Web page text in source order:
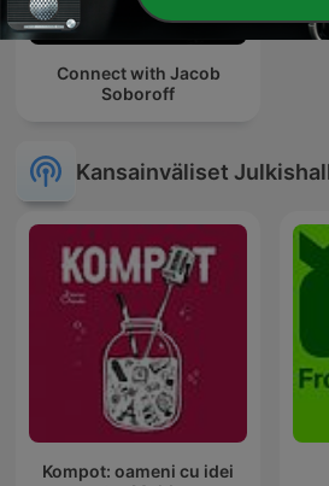
Connect with Jacob
Soboroff
Kansainväliset
Kompot: oameni cu idei